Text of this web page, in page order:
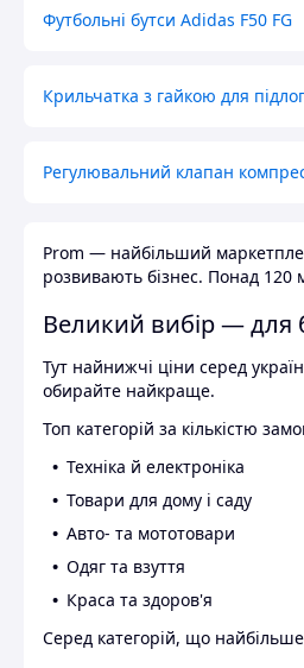
Футбольні бутси Adidas F50 FG
Крильчатка з гайкою для
Регулювальний клапан
Prom — найбільший
розвивають бізнес. Понад 120
Великий вибір — для
Тут найнижчі ціни серед
обирайте найкраще.
Топ категорій за кількістю
Техніка й електроніка
Товари для дому і саду
Авто- та мототовари
Одяг та взуття
Краса та здоров'я
Серед категорій, що